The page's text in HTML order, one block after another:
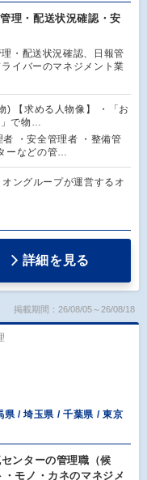
理・配送状況確認・安
・配送状況確認、日報管
イバーのマネジメント業
) 【求める人物像】 ・「お
」で物…
者 ・安全管理者 ・整備管
ーなどの管…
オングループが運営するオ
詳細を見る
掲載期間：26/08/05～26/08/18
県 / 埼玉県 / 千葉県 / 東京
ンターの管理職（候
モノ・カネのマネジメ